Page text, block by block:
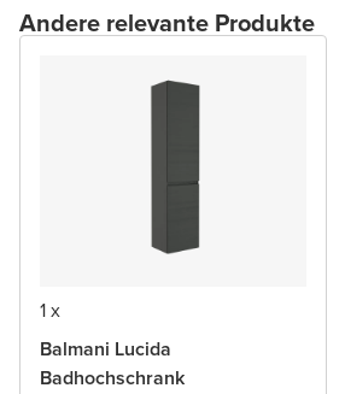
Andere relevante Produkte
1 x
Balmani Lucida
Badhochschrank